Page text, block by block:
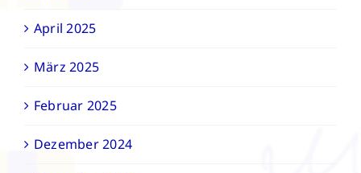
April 2025
März 2025
Februar 2025
Dezember 2024